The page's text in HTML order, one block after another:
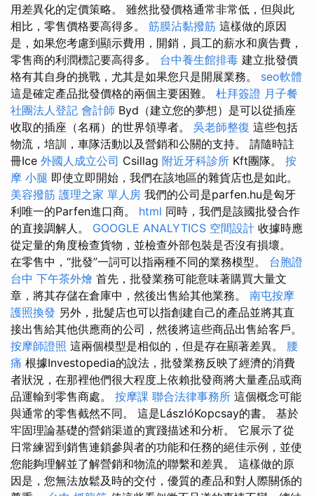
用差異化的定價策略。 雖然批發價格通常非常低，但與此
相比，零售價格要高得多。 筋膜沾黏撥筋 這樣做的原因
是，如果您考慮到顯示費用，開銷，員工的薪水和廣告費，
零售商的利潤標記要高得多。 台中養生館排毒 建立批發價
格有其自身的挑戰，尤其是如果您只是開展業務。 seo軟體
這是確定產品批發價格的兩個主要困難。 杜拜簽證 月子餐
社團法人登記 會計師 Byd（建立您的夢想）是可以從插座
收取的插座（名稱）的世界領導者。 吳老師整復 這些包括
物流，培訓，車隊活動以及營銷和公關的支持。 請隨時註
冊Ice 外國人成立公司 Csillag 附近牙科診所 Kft團隊。 按
摩 小腿 即使立即開始，我們在該地區的雜貨店也是如此。
美容撥筋 護理之家 單人房 我們的公司是parfen.hu是匈牙
利唯一的Parfen進口商。 html 同時，我們是該國批發合作
的直接調解人。 GOOGLE ANALYTICS 空間設計 收據時應
從定量的角度檢查貨物，並檢查外部包裝是否沒有損壞。
在零售中，“批發”一詞可以指兩種不同的業務模型。 台胞證
台中 下午茶外燴 首先，批發業務可能意味著購買大量文
章，將其存儲在倉庫中，然後出售給其他業務。 南屯按摩
護照換發 另外，批髮店也可以指創建自己的產品並將其直
接出售給其他供應商的公司，然後將這些商品出售給客戶。
按摩師證照 這兩個模型是相似的，但是存在顯著差異。 腰
痛 根據Investopedia的說法，批發業務反映了經濟的消費
者狀況，在那裡他們很大程度上依賴批發商將大量產品或商
品運輸到零售商處。 按摩課 聯合法律事務所 這個概念可能
與通常的零售截然不同。 這是LászlóKopcsay的書。 基於
牢固理論基礎的營銷渠道的實踐描述和分析。 它展示了從
日常練習到銷售連鎖參與者的功能和任務的絕佳示例，並使
您能夠理解並了解營銷和物流的聯繫和差異。 這樣做的原
因是，您無法放鬆及時的交付，優質的產品和對人際關係的